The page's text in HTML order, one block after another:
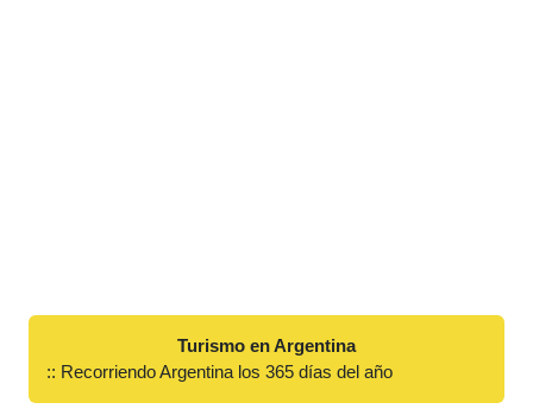
Turismo en Argentina
:: Recorriendo Argentina los 365 días del año